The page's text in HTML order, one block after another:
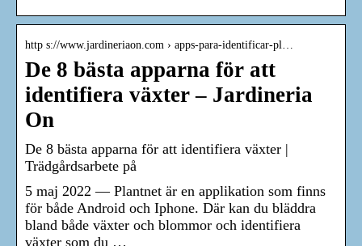
http s://www.jardineriaon.com › apps-para-identificar-pl…
De 8 bästa apparna för att
identifiera växter – Jardineria
On
De 8 bästa apparna för att identifiera växter |
Trädgårdsarbete på
5 maj 2022 — Plantnet är en applikation som finns
för både Android och Iphone. Där kan du bläddra
bland både växter och blommor och identifiera
växter som du …